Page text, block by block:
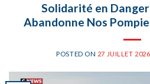
Solidarité en
Abandonne Nos
POSTED ON 27 JUILLET 2026